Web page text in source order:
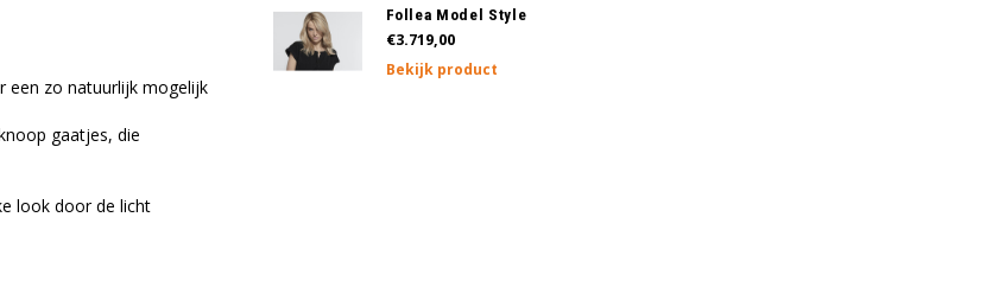
een zo natuurlijk mogelijk
gaatjes, die
look door de licht
Follea Model Style
€3.719,00
Bekijk product